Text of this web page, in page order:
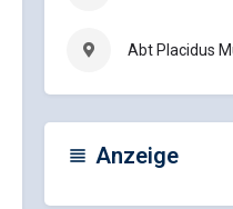
Abt Placidus
Anzeige